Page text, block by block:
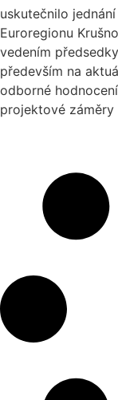
uskutečnilo
Euroregionu
vedením
především na
odborné
projektové záměry